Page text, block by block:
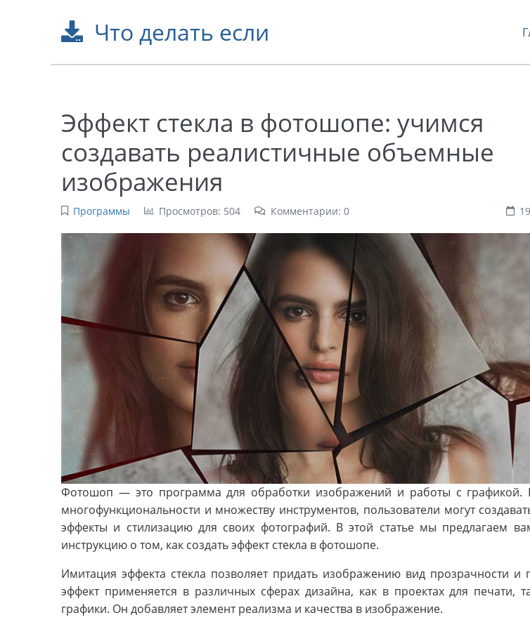
Что делать если
Эффект стекла в фотошопе: учимся
создавать реалистичные объемные
изображения
Программы Просмотров: 504 Комментарии: 0
Фотошоп — это программа для обработки изображений и работы с графикой.
многофункциональности и множеству инструментов, пользователи могут
эффекты и стилизацию для своих фотографий. В этой статье мы предлагаем
инструкцию о том, как создать эффект стекла в фотошопе.
Имитация эффекта стекла позволяет придать изображению вид прозрачности и
эффект применяется в различных сферах дизайна, как в проектах для печати,
графики. Он добавляет элемент реализма и качества в изображение.